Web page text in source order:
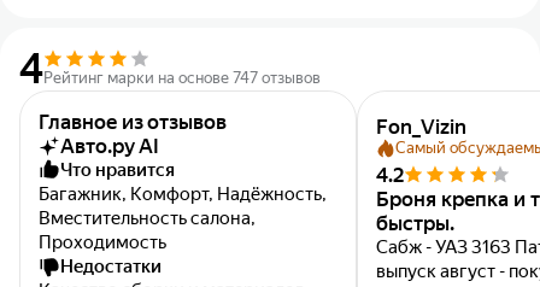
4Рейтинг марки на основе 747 отзывов
Главное из отзывов
Авто.ру AI
Что нравится
Багажник, Комфорт, Надёжность,
Вместительность салона,
Проходимость
Недостатки
Fon_Vizin
Самый
4.2
Броня крепка и
быстры.
Сабж - УАЗ 3163
выпуск август -